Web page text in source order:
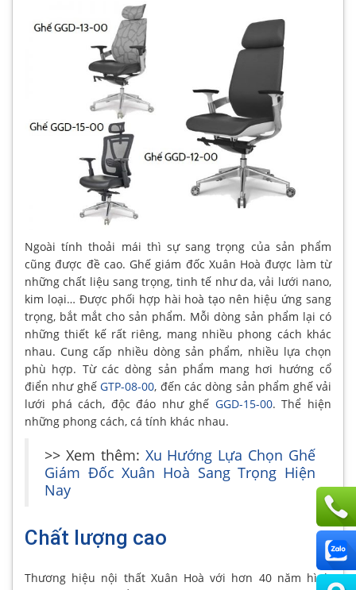
Ngoài tính thoải mái thì sự sang trọng của sản phẩm
cũng được đề cao. Ghế giám đốc Xuân Hoà được làm từ
những chất liệu sang trọng, tinh tế như da, vải lưới nano,
kim loại… Được phối hợp hài hoà tạo nên hiệu ứng sang
trọng, bắt mắt cho sản phẩm. Mỗi dòng sản phẩm lại có
những thiết kế rất riêng, mang nhiều phong cách khác
nhau. Cung cấp nhiều dòng sản phẩm, nhiều lựa chọn
phù hợp. Từ các dòng sản phẩm mang hơi hướng cổ
điển như ghếGTP-08-00, đến các dòng sản phẩm ghế vải
lưới phá cách, độc đáo như ghế GGD-15-00. Thể hiện
những phong cách, cá tính khác nhau.
>> Xem thêm: Xu Hướng Lựa Chọn Ghế
Giám Đốc Xuân Hoà Sang Trọng Hiện
Nay
Chất lượng cao
Thương hiệu nội thất Xuân Hoà với hơn 40 năm hình